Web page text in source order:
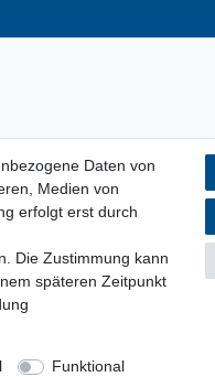
Daten von
Medien von
erfolgt erst durch
Die Zustimmung kann
späteren Zeitpunkt
Funktional